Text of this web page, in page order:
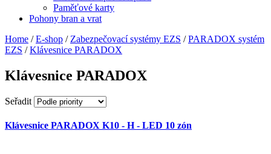
Paměťové karty
Pohony bran a vrat
Home / E-shop / Zabezpečovací systémy EZS / PARADOX systém
EZS / Klávesnice PARADOX
Klávesnice PARADOX
Seřadit
Klávesnice PARADOX K10 - H - LED 10 zón